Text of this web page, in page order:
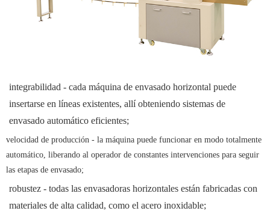
integrabilidad - cada máquina de envasado horizontal puede
insertarse en líneas existentes, allí obteniendo sistemas de
envasado automático eficientes;
velocidad de producción - la máquina puede funcionar en modo totalmente
automático, liberando al operador de constantes intervenciones para seguir
las etapas de envasado;
robustez - todas las envasadoras horizontales están fabricadas con
materiales de alta calidad, como el acero inoxidable;